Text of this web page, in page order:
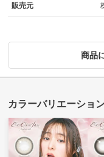
販売元
商品